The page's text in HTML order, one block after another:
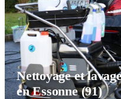
Nettoyage et
en Essonne (91)